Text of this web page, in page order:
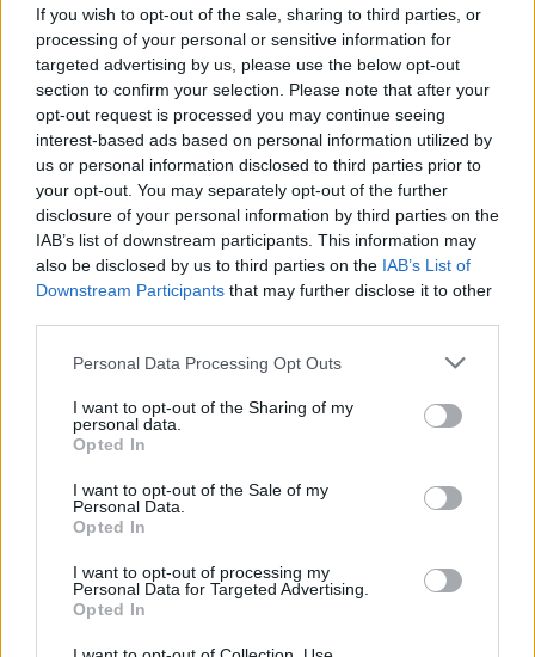
If you wish to opt-out of the sale, sharing to third parties, or
processing of your personal or sensitive information for
targeted advertising by us, please use the below opt-out
section to confirm your selection. Please note that after your
opt-out request is processed you may continue seeing
interest-based ads based on personal information utilized by
us or personal information disclosed to third parties prior to
your opt-out. You may separately opt-out of the further
disclosure of your personal information by third parties on the
IAB’s list of downstream participants. This information may
also be disclosed by us to third parties on the IAB’s List of
Downstream Participants that may further disclose it to other
Please note that this website/app uses one or more Google
not limited to your visit or usage behaviour. You may click to
grant or deny consent to Google and its third-party tags to
use your data for below specified purposes in below Google
consent section.
Personal Data Processing Opt Outs
I want to opt-out of the Sharing of my
personal data.
Opted In
I want to opt-out of the Sale of my
Personal Data.
Opted In
I want to opt-out of processing my
Personal Data for Targeted Advertising.
Opted In
fektetnek. Most pedig egy olyan menő…
A populáris kimaxolva - Cserkuti
számít)
Emlékszem, jó néhány évvel ezelőtt kerestünk egy